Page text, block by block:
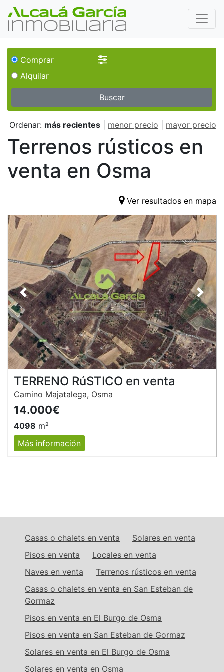
Comprar
Alquilar
Buscar
Ordenar: más recientes menor precio mayor precio
Terrenos rústicos en
venta en Osma
Ver resultados en mapa
Anterior
TERRENO RúSTICO en venta
Camino Majatalega, Osma
14.000€
4098 m²
Más información
Casas o chalets en venta
Solares en venta
Pisos en venta
Locales en venta
Naves en venta
Terrenos rústicos en venta
Casas o chalets en venta en San Esteban de
Gormaz
Pisos en venta en El Burgo de Osma
Pisos en venta en San Esteban de Gormaz
Solares en venta en El Burgo de Osma
Solares en venta en Osma